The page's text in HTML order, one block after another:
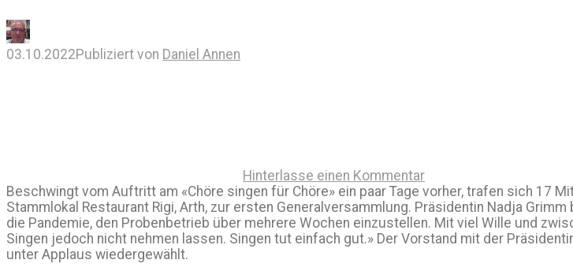
03.10.2022Publiziert von Daniel Annen
Hinterlasse einen Kommentar
Beschwingt vom Auftritt am «Chöre singen für Chöre» ein paar Tage vorher, trafen sich 17
Stammlokal Restaurant Rigi, Arth, zur ersten Generalversammlung. Präsidentin Nadja
die Pandemie, den Probenbetrieb über mehrere Wochen einzustellen. Mit viel Wille und
Singen jedoch nicht nehmen lassen. Singen tut einfach gut.» Der Vorstand mit der
unter Applaus wiedergewählt.